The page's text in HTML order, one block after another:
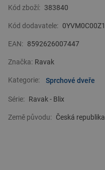
Kód zboží: 383840
Kód dodavatele: 0YVM0C00Z1
EAN: 8592626007447
Značka: Ravak
Kategorie: Sprchové dveře
Série: Ravak - Blix
Země původu: Česká republika